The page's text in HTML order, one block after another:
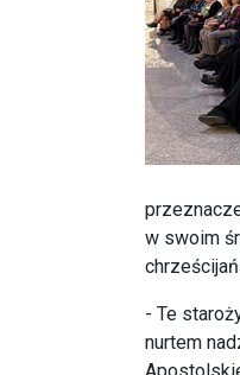
w swoim
- Te
nurtem